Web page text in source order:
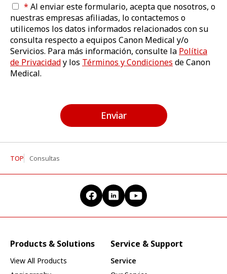
* Al enviar este formulario, acepta que nosotros, o
nuestras empresas afiliadas, lo contactemos o
utilicemos los datos informados relacionados con su
consulta respecto a equipos Canon Medical y/o
Servicios. Para más información, consulte la Política
de Privacidady los Términos y Condiciones de Canon
Medical.
Enviar
TOP Consultas
Products & Solutions
View All Products
Service & Support
Service